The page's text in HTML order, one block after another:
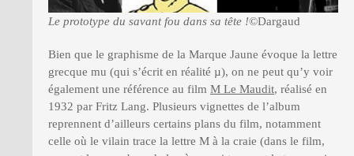
Le prototype du savant fou dans sa tête !©Dargaud
Bien que le graphisme de la Marque Jaune évoque la lettre
grecque mu (qui s’écrit en réalité µ), on ne peut qu’y voir
également une référence au film M Le Maudit, réalisé en
1932 par Fritz Lang. Plusieurs vignettes de l’album
reprennent d’ailleurs certains plans du film, notamment
celle où le vilain trace la lettre M à la craie (dans le film,